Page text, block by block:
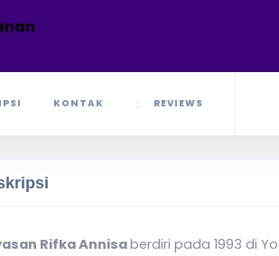
KONTAK REVIEWS
Rifka Annisaberdiri pada 1993 di